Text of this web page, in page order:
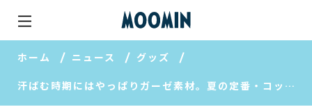
ホーム ニュース グッズ
汗ばむ時期にはやっぱりガーゼ素材。夏の定番・コットンガーゼも、ムーミンならこんなに可愛らしく。